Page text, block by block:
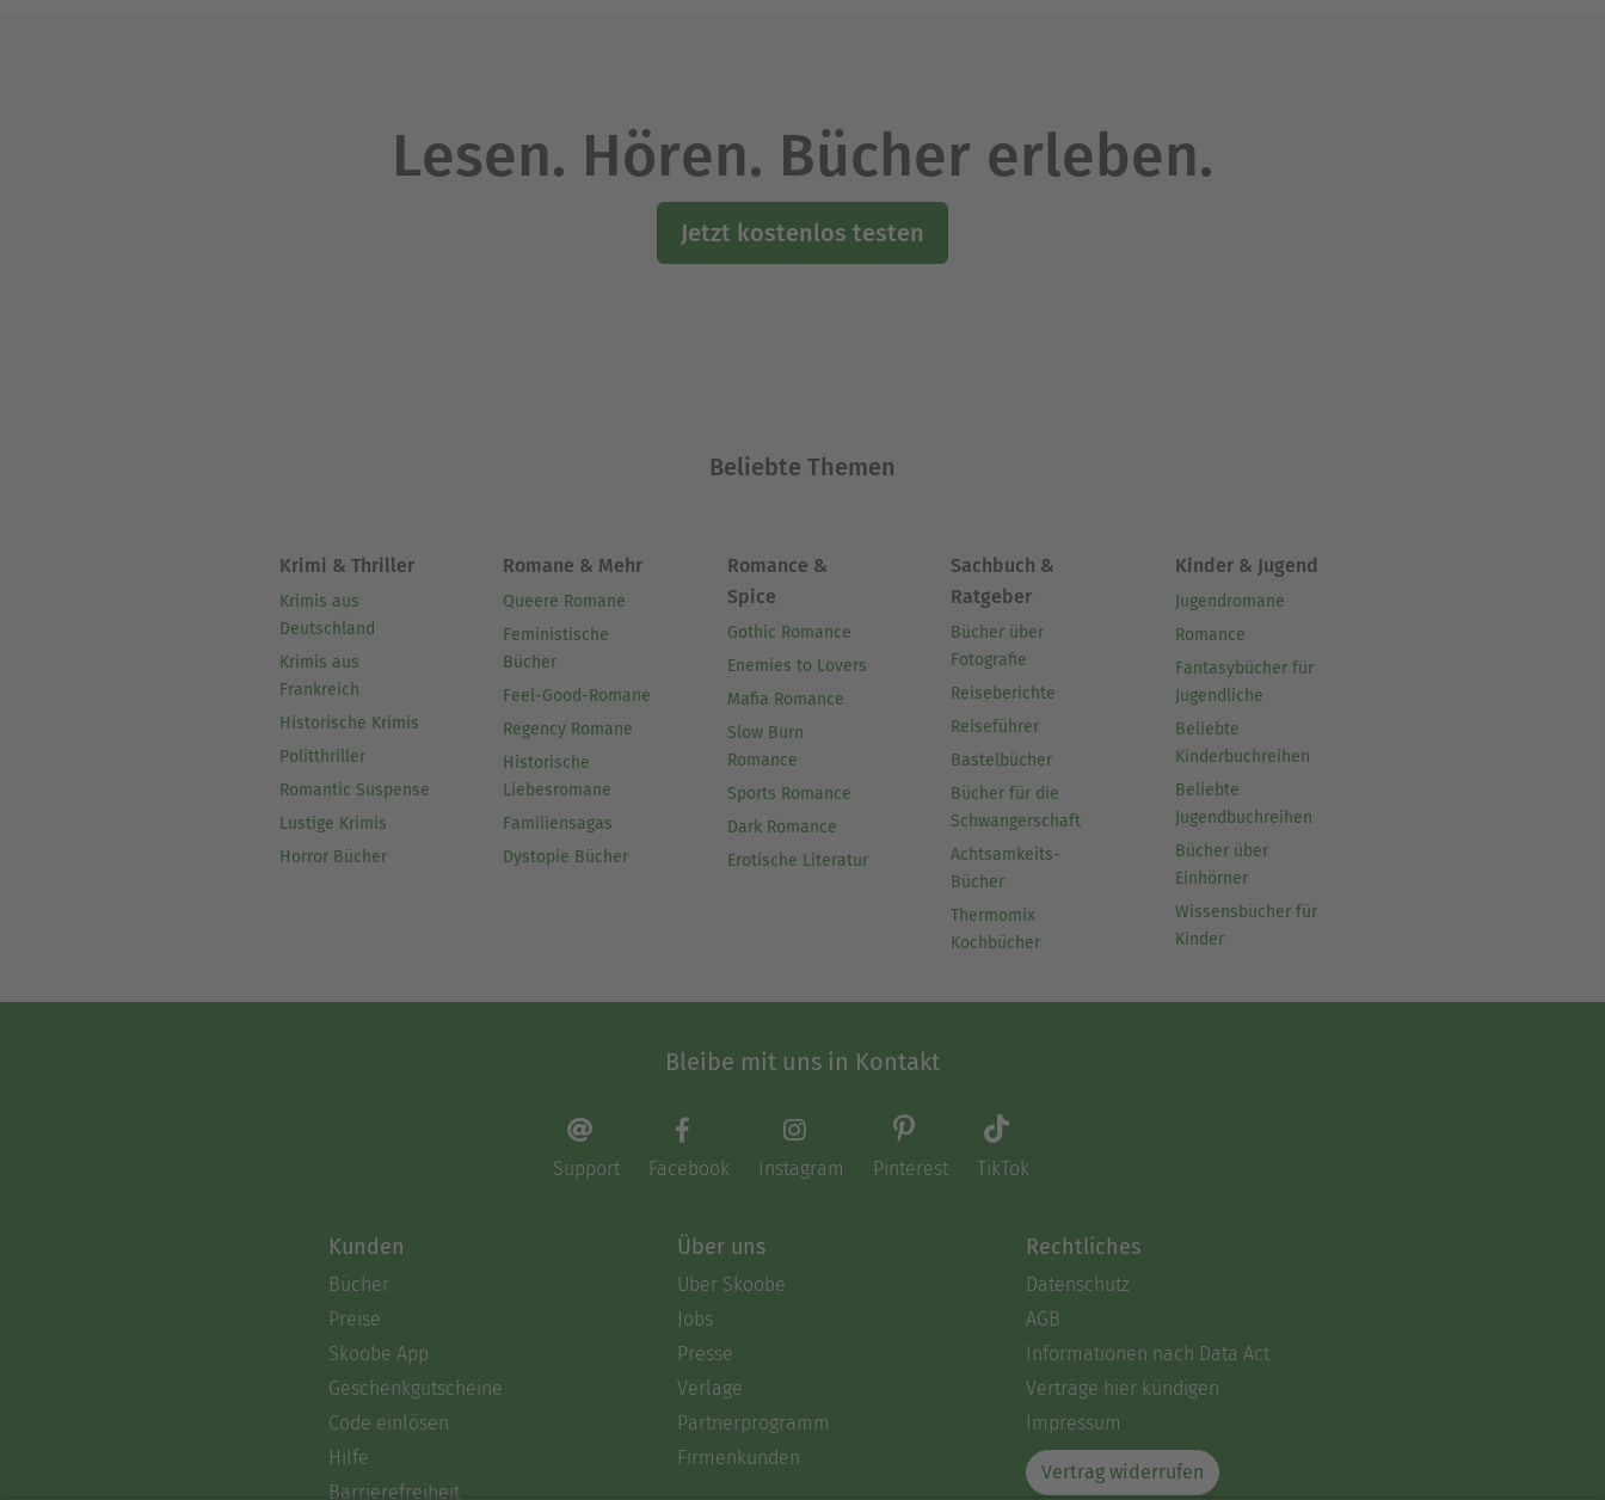
Lesen. Hören. Bücher erleben.
Jetzt kostenlos testen
Beliebte Themen
Krimi & Thriller
Krimis aus
Deutschland
Krimis aus
Frankreich
Historische Krimis
Politthriller
Romantic Suspense
Lustige Krimis
Horror Bücher
Romane & Mehr
Queere Romane
Feministische
Bücher
Feel-Good-Romane
Regency Romane
Historische
Liebesromane
Familiensagas
Dystopie Bücher
Romance &
Spice
Gothic Romance
Enemies to Lovers
Mafia Romance
Slow Burn
Romance
Sports Romance
Dark Romance
Erotische Literatur
Sachbuch &
Ratgeber
Bücher über
Fotografie
Reiseberichte
Reiseführer
Bastelbücher
Bücher für die
Schwangerschaft
Achtsamkeits-
Bücher
Thermomix
Kochbücher
Kinder & Jugend
Jugendromane
Romance
Fantasybücher für
Jugendliche
Beliebte
Kinderbuchreihen
Beliebte
Jugendbuchreihen
Bücher über
Einhörner
Wissensbücher für
Kinder
Bleibe mit uns in Kontakt
Support Facebook Instagram Pinterest TikTok
Kunden
Bücher
Preise
Skoobe App
Geschenkgutscheine
Code einlösen
Hilfe
Barrierefreiheit
Über uns
Über Skoobe
Jobs
Presse
Verlage
Partnerprogramm
Firmenkunden
Rechtliches
Datenschutz
AGB
Informationen nach Data Act
Verträge hier kündigen
Impressum
Vertrag widerrufen